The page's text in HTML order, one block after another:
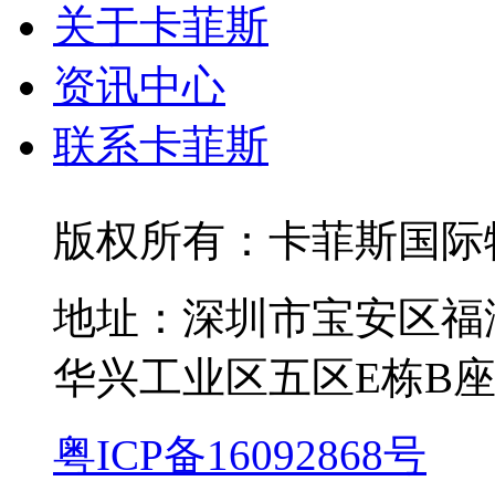
关于卡菲斯
资讯中心
联系卡菲斯
版权所有：卡菲斯国
地址：深圳市宝安区
华兴工业区五区E栋B
粤ICP备16092868号